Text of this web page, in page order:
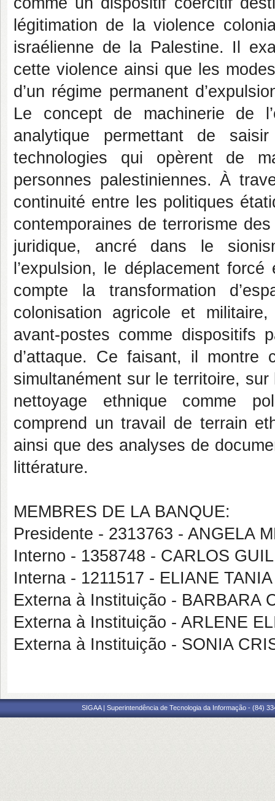
légitimation de la violence
israélienne de la Palestine. Il
cette violence ainsi que les
d’un régime permanent
Le concept de machinerie de
analytique permettant de
technologies qui opèrent de
personnes palestiniennes. À
continuité entre les politiques
contemporaines de terrorisme
juridique, ancré dans le
l’expulsion, le déplacement
compte la transformation
colonisation agricole et
avant-postes comme dispositifs
d’attaque. Ce faisant, il montre
simultanément sur le territoire,
nettoyage ethnique comme
comprend un travail de terrain
ainsi que des analyses de
littérature.
MEMBRES DE LA BANQUE:
Presidente - 2313763 - ANGELA
Interno - 1358748 - CARLOS
Interna - 1211517 - ELIANE
Externa à Instituição - BARBARA
Externa à Instituição - ARLENE
Externa à Instituição - SONIA
SIGAA | Superintendência de Tecnologia da Informação - (84)